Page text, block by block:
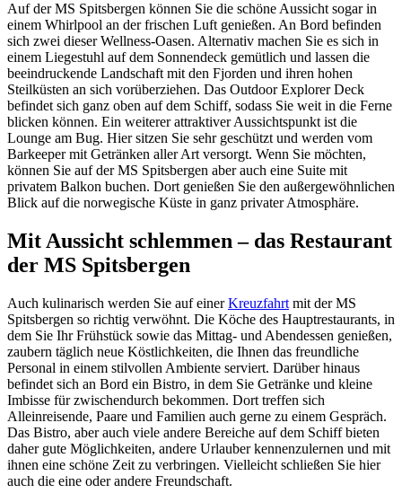
Auf der MS Spitsbergen können Sie die schöne Aussicht sogar in
einem Whirlpool an der frischen Luft genießen. An Bord befinden
sich zwei dieser Wellness-Oasen. Alternativ machen Sie es sich in
einem Liegestuhl auf dem Sonnendeck gemütlich und lassen die
beeindruckende Landschaft mit den Fjorden und ihren hohen
Steilküsten an sich vorüberziehen. Das Outdoor Explorer Deck
befindet sich ganz oben auf dem Schiff, sodass Sie weit in die Ferne
blicken können. Ein weiterer attraktiver Aussichtspunkt ist die
Lounge am Bug. Hier sitzen Sie sehr geschützt und werden vom
Barkeeper mit Getränken aller Art versorgt. Wenn Sie möchten,
können Sie auf der MS Spitsbergen aber auch eine Suite mit
privatem Balkon buchen. Dort genießen Sie den außergewöhnlichen
Blick auf die norwegische Küste in ganz privater Atmosphäre.
Mit Aussicht schlemmen – das Restaurant
der MS Spitsbergen
Auch kulinarisch werden Sie auf einerKreuzfahrt mit der MS
Spitsbergen so richtig verwöhnt. Die Köche des Hauptrestaurants, in
dem Sie Ihr Frühstück sowie das Mittag- und Abendessen genießen,
zaubern täglich neue Köstlichkeiten, die Ihnen das freundliche
Personal in einem stilvollen Ambiente serviert. Darüber hinaus
befindet sich an Bord ein Bistro, in dem Sie Getränke und kleine
Imbisse für zwischendurch bekommen. Dort treffen sich
Alleinreisende, Paare und Familien auch gerne zu einem Gespräch.
Das Bistro, aber auch viele andere Bereiche auf dem Schiff bieten
daher gute Möglichkeiten, andere Urlauber kennenzulernen und mit
ihnen eine schöne Zeit zu verbringen. Vielleicht schließen Sie hier
auch die eine oder andere Freundschaft.